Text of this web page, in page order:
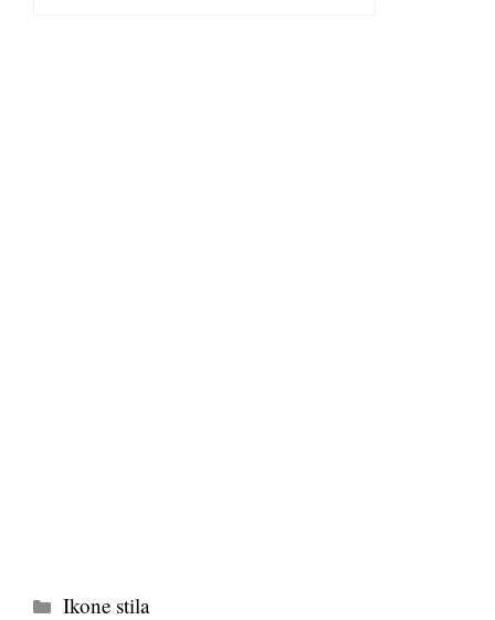
Kategorije
Ikone stila